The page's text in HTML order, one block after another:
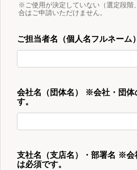
※ご使用が決定していない（選定段階
合はご申請いただけません。
ご担当者名（個人名フルネーム）
会社名（団体名） ※会社・団体
す。
支社名（支店名）・部署名 ※会
は必須です。